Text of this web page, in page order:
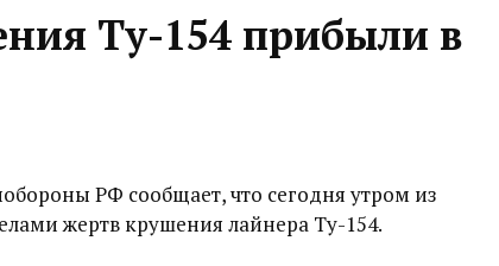
Ту-154 прибыли в
РФ сообщает, что сегодня утром из
жертв крушения лайнера Ту-154.